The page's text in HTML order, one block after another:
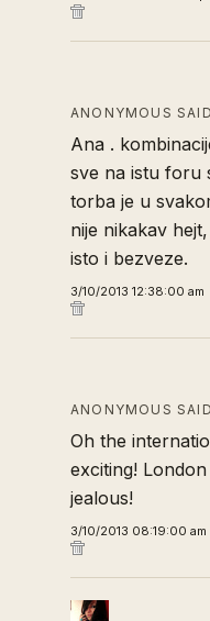
ANONYMOUS
Ana .
sve na istu foru
torba je u
nije nikakav
isto i bezveze.
3/10/2013 12:38:00 am
ANONYMOUS
Oh the
exciting!
jealous!
3/10/2013 08:19:00 am